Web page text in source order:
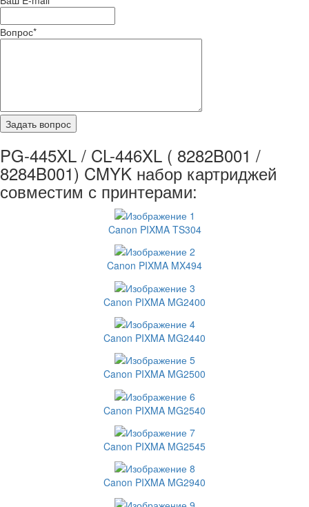
Вопрос*
PG-445XL / CL-446XL ( 8282B001 /
8284B001) CMYK набор картриджей
совместим с принтерами:
Canon PIXMA TS304
Canon PIXMA MX494
Canon PIXMA MG2400
Canon PIXMA MG2440
Canon PIXMA MG2500
Canon PIXMA MG2540
Canon PIXMA MG2545
Canon PIXMA MG2940